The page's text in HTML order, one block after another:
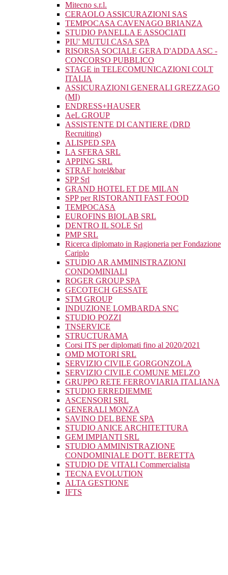
Mitecno s.r.l.
CERAOLO ASSICURAZIONI SAS
TEMPOCASA CAVENAGO BRIANZA
STUDIO PANELLA E ASSOCIATI
PIU' MUTUI CASA SPA
RISORSA SOCIALE GERA D'ADDA ASC -
CONCORSO PUBBLICO
STAGE in TELECOMUNICAZIONI COLT
ITALIA
ASSICURAZIONI GENERALI GREZZAGO
(MI)
ENDRESS+HAUSER
AeL GROUP
ASSISTENTE DI CANTIERE (DRD
Recruiting)
ALISPED SPA
LA SFERA SRL
APPING SRL
STRAF hotel&bar
SPP Srl
GRAND HOTEL ET DE MILAN
SPP per RISTORANTI FAST FOOD
TEMPOCASA
EUROFINS BIOLAB SRL
DENTRO IL SOLE Srl
PMP SRL
Ricerca diplomato in Ragioneria per Fondazione
Cariplo
STUDIO AR AMMINISTRAZIONI
CONDOMINIALI
ROGER GROUP SPA
GECOTECH GESSATE
STM GROUP
INDUZIONE LOMBARDA SNC
STUDIO POZZI
TNSERVICE
STRUCTURAMA
Corsi ITS per diplomati fino al 2020/2021
OMD MOTORI SRL
SERVIZIO CIVILE GORGONZOLA
SERVIZIO CIVILE COMUNE MELZO
GRUPPO RETE FERROVIARIA ITALIANA
STUDIO ERREDIEMME
ASCENSORI SRL
GENERALI MONZA
SAVINO DEL BENE SPA
STUDIO ANICE ARCHITETTURA
GEM IMPIANTI SRL
STUDIO AMMINISTRAZIONE
CONDOMINIALE DOTT. BERETTA
STUDIO DE VITALI Commercialista
TECNA EVOLUTION
ALTA GESTIONE
IFTS